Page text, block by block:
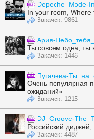
Depeche_Mode-
In your room, Where
Закачек: 9861
Ария-
Ты совсем одна, ты
Закачек: 1446
Пугачева-
Очень популярная
ожиданий»
Закачек: 1215
DJ_Groove-
Российский
Закачек: 4487